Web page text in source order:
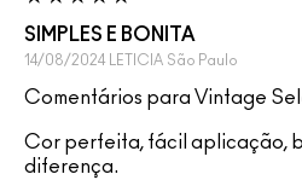
SIMPLES E BONITA
14/08/2024 LETICIA São Paulo
Comentários para Vintage
Cor perfeita, fácil aplicação,
diferença.